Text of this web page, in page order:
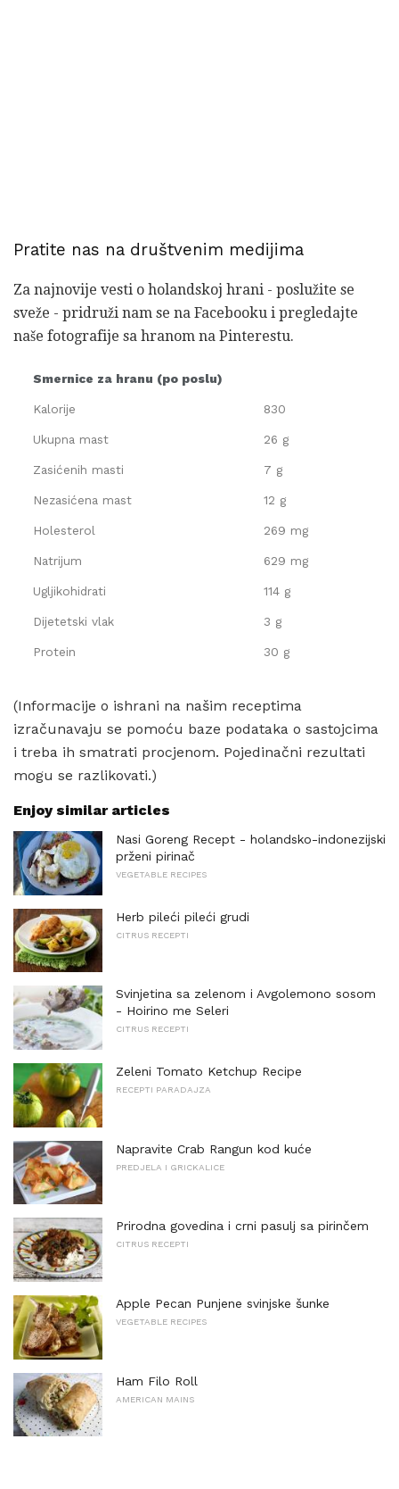
Pratite nas na društvenim medijima
Za najnovije vesti o holandskoj hrani - poslužite se
sveže - pridruži nam se na Facebooku i pregledajte
naše fotografije sa hranom na Pinterestu.
Smernice za hranu (po poslu)
Kalorije 830
Ukupna mast 26 g
Zasićenih masti 7 g
Nezasićena mast 12 g
Holesterol 269 ​​mg
Natrijum 629 mg
Ugljikohidrati 114 g
Dijetetski vlak 3 g
Protein 30 g
(Informacije o ishrani na našim receptima
izračunavaju se pomoću baze podataka o sastojcima
i treba ih smatrati procjenom. Pojedinačni rezultati
mogu se razlikovati.)
Enjoy similar articles
Nasi Goreng Recept - holandsko-indonezijski
prženi pirinač
VEGETABLE RECIPES
Herb pileći pileći grudi
CITRUS RECEPTI
Svinjetina sa zelenom i Avgolemono sosom
- Hoirino me Seleri
CITRUS RECEPTI
Zeleni Tomato Ketchup Recipe
RECEPTI PARADAJZA
Napravite Crab Rangun kod kuće
PREDJELA I GRICKALICE
Prirodna govedina i crni pasulj sa pirinčem
CITRUS RECEPTI
Apple Pecan Punjene svinjske šunke
VEGETABLE RECIPES
Ham Filo Roll
AMERICAN MAINS